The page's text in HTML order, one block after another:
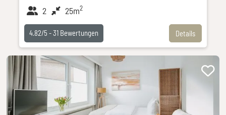
2 25m2
Details
4.82/5 -31 Bewertungen